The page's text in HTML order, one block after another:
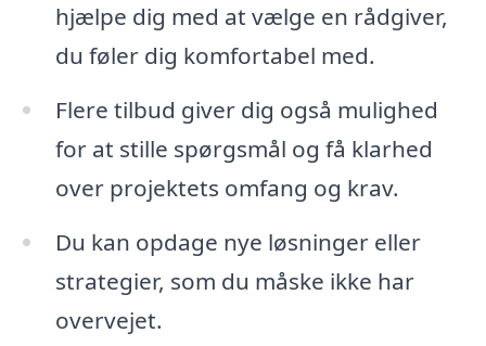
hjælpe dig med at vælge en rådgiver,
du føler dig komfortabel med.
Flere tilbud giver dig også mulighed
for at stille spørgsmål og få klarhed
over projektets omfang og krav.
Du kan opdage nye løsninger eller
strategier, som du måske ikke har
overvejet.